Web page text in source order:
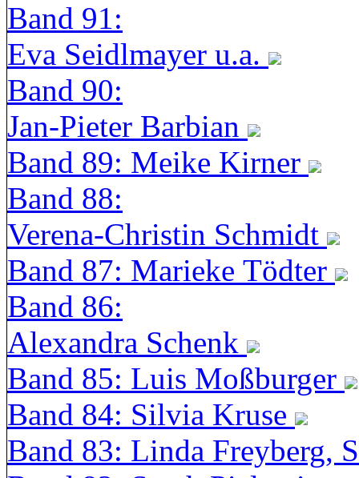
Band 91:
Eva Seidlmayer u.a.
Band 90:
Jan-Pieter Barbian
Band 89: Meike Kirner
Band 88:
Verena-Christin Schmidt
Band 87: Marieke Tödter
Band 86:
Alexandra Schenk
Band 85: Luis Moßburger
Band 84: Silvia Kruse
Band 83: Linda Freyberg,